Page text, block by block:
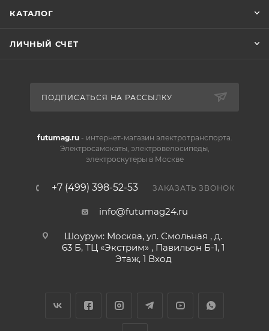
КАТАЛОГ
ЛИЧНЫЙ СЧЕТ
ПОДПИСАТЬСЯ НА РАССЫЛКУ
futumag.ru- интернет-магазин электротранспорта.
Электросамокаты, электровелосипеды,
электроскутеры в Москве
+7 (499) 398-52-53 ЗАКАЗАТЬ ЗВОНОК
info@futumag24.ru
Шоурум: Москва, ул. Смольная , д.
63 Б, ТЦ «Экстрим» , Павильон Б-1, 1
Этаж, 1 Вход